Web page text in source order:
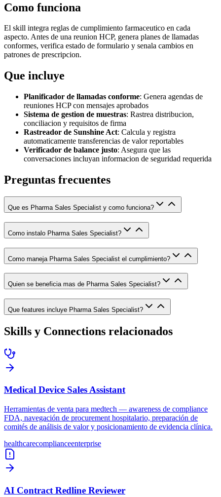
Como funciona
El skill integra reglas de cumplimiento farmaceutico en cada
aspecto. Antes de una reunion HCP, genera planes de llamadas
conformes, verifica estado de formulario y senala cambios en
patrones de prescripcion.
Que incluye
Planificador de llamadas conforme: Genera agendas de
reuniones HCP con mensajes aprobados
Sistema de gestion de muestras: Rastrea distribucion,
conciliacion y requisitos de firma
Rastreador de Sunshine Act: Calcula y registra
automaticamente transferencias de valor reportables
Verificador de balance justo: Asegura que las
conversaciones incluyan informacion de seguridad requerida
Preguntas frecuentes
Que es Pharma Sales Specialist y como funciona?
Como instalo Pharma Sales Specialist?
Como maneja Pharma Sales Specialist el cumplimiento?
Quien se beneficia mas de Pharma Sales Specialist?
Que features incluye Pharma Sales Specialist?
Skills y Connections relacionados
Medical Device Sales Assistant
Herramientas de venta para medtech — awareness de compliance
FDA, navegación de procurement hospitalario, preparación de
comités de análisis de valor y posicionamiento de evidencia clínica.
healthcarecomplianceenterprise
AI Contract Redline Reviewer